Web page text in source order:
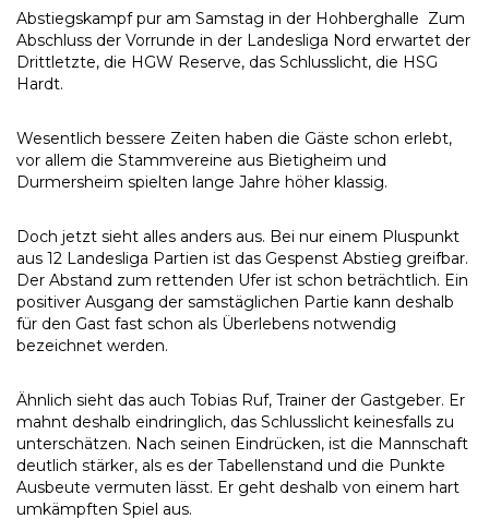
Abstiegskampf pur am Samstag in der Hohberghalle Zum
Abschluss der Vorrunde in der Landesliga Nord erwartet der
Drittletzte, die HGW Reserve, das Schlusslicht, die HSG
Hardt.
Wesentlich bessere Zeiten haben die Gäste schon erlebt,
vor allem die Stammvereine aus Bietigheim und
Durmersheim spielten lange Jahre höher klassig.
Doch jetzt sieht alles anders aus. Bei nur einem Pluspunkt
aus 12 Landesliga Partien ist das Gespenst Abstieg greifbar.
Der Abstand zum rettenden Ufer ist schon beträchtlich. Ein
positiver Ausgang der samstäglichen Partie kann deshalb
für den Gast fast schon als Überlebens notwendig
bezeichnet werden.
Ähnlich sieht das auch Tobias Ruf, Trainer der Gastgeber. Er
mahnt deshalb eindringlich, das Schlusslicht keinesfalls zu
unterschätzen. Nach seinen Eindrücken, ist die Mannschaft
deutlich stärker, als es der Tabellenstand und die Punkte
Ausbeute vermuten lässt. Er geht deshalb von einem hart
umkämpften Spiel aus.